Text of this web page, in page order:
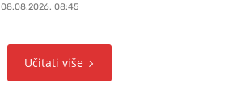
08.08.2026. 08:45
Učitati više